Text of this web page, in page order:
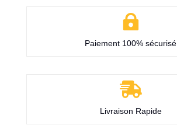

Paiement 100% sécurisé

Livraison Rapide